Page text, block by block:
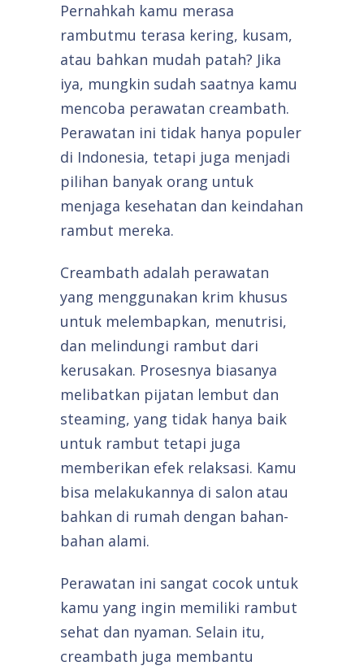
Pernahkah kamu merasa
rambutmu terasa kering, kusam,
atau bahkan mudah patah? Jika
iya, mungkin sudah saatnya kamu
mencoba perawatan creambath.
Perawatan ini tidak hanya populer
di Indonesia, tetapi juga menjadi
pilihan banyak orang untuk
menjaga kesehatan dan keindahan
rambut mereka.
Creambath adalah perawatan
yang menggunakan krim khusus
untuk melembapkan, menutrisi,
dan melindungi rambut dari
kerusakan. Prosesnya biasanya
melibatkan pijatan lembut dan
steaming, yang tidak hanya baik
untuk rambut tetapi juga
memberikan efek relaksasi. Kamu
bisa melakukannya di salon atau
bahkan di rumah dengan bahan-
bahan alami.
Perawatan ini sangat cocok untuk
kamu yang ingin memiliki rambut
sehat dan nyaman. Selain itu,
creambath juga membantu